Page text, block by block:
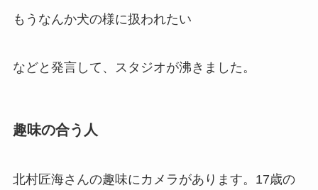
もうなんか犬の様に扱われたい
などと発言して、スタジオが沸きました。
趣味の合う人
北村匠海さんの趣味にカメラがあります。17歳の